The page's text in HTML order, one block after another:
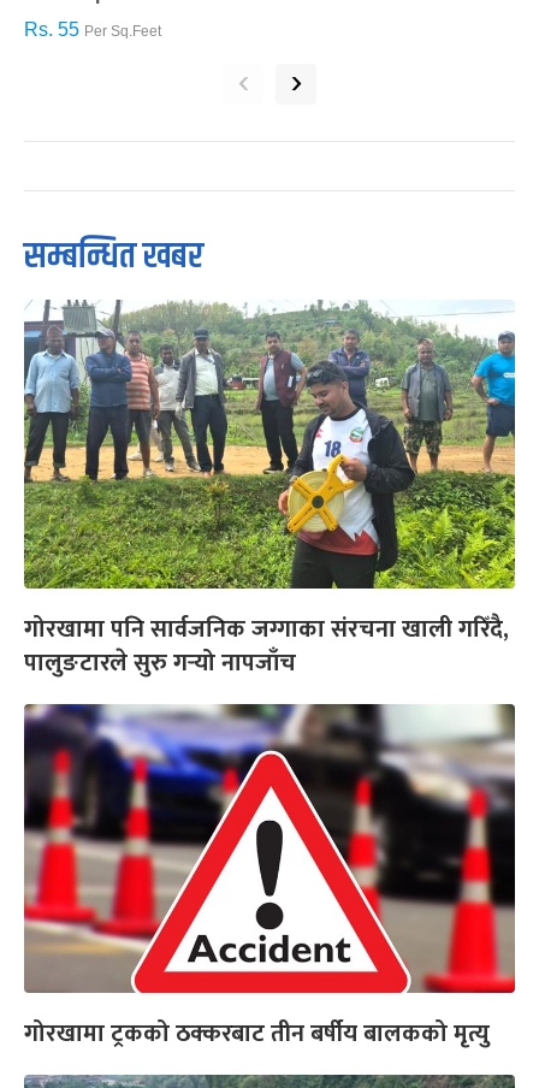
Rs. 55 Per Sq.Feet
‹ ›
सम्बन्धित खबर
गोरखामा पनि सार्वजनिक जग्गाका संरचना खाली गरिँदै,
पालुङटारले सुरु गर्‍यो नापजाँच
गोरखामा ट्रकको ठक्करबाट तीन बर्षीय बालकको मृत्यु